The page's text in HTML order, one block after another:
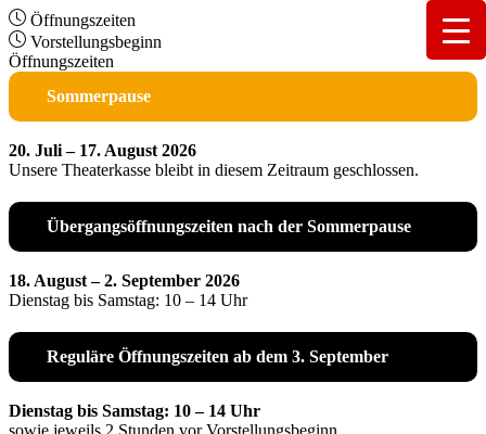
Öffnungszeiten
Vorstellungsbeginn
Öffnungszeiten
Sommerpause
20. Juli – 17. August 2026
Unsere Theaterkasse bleibt in diesem Zeitraum geschlossen.
Übergangsöffnungszeiten nach der Sommerpause
18. August – 2. September 2026
Dienstag bis Samstag: 10 – 14 Uhr
Reguläre Öffnungszeiten ab dem 3. September
Dienstag bis Samstag: 10 – 14 Uhr
sowie jeweils 2 Stunden vor Vorstellungsbeginn